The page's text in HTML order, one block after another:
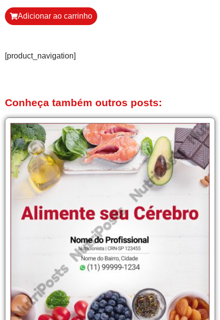
Adicionar ao carrinho
[product_navigation]
Conheça também outros posts: